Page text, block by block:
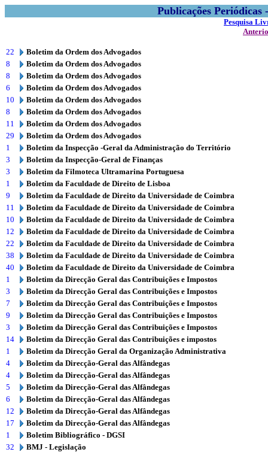
Publicações
Pesquisa
22
Boletim da Ordem dos Advogados
8
Boletim da Ordem dos Advogados
8
Boletim da Ordem dos Advogados
6
Boletim da Ordem dos Advogados
10
Boletim da Ordem dos Advogados
8
Boletim da Ordem dos Advogados
11
Boletim da Ordem dos Advogados
29
Boletim da Ordem dos Advogados
1
Boletim da Inspecção -Geral da Administração do Território
3
Boletim da Inspecção-Geral de Finanças
3
Boletim da Filmoteca Ultramarina Portuguesa
1
Boletim da Faculdade de Direito de Lisboa
9
Boletim da Faculdade de Direito da Universidade de Coimbra
11
Boletim da Faculdade de Direito da Universidade de Coimbra
10
Boletim da Faculdade de Direito da Universidade de Coimbra
12
Boletim da Faculdade de Direito da Universidade de Coimbra
22
Boletim da Faculdade de Direito da Universidade de Coimbra
38
Boletim da Faculdade de Direito da Universidade de Coimbra
40
Boletim da Faculdade de Direito da Universidade de Coimbra
1
Boletim da Direcção Geral das Contribuições e Impostos
3
Boletim da Direcção Geral das Contribuições e Impostos
7
Boletim da Direcção Geral das Contribuições e Impostos
9
Boletim da Direcção Geral das Contribuições e Impostos
3
Boletim da Direcção Geral das Contribuições e Impostos
14
Boletim da Direcção Geral das Contribuições e impostos
1
Boletim da Direcção Geral da Organização Administrativa
4
Boletim da Direcção-Geral das Alfândegas
4
Boletim da Direcção-Geral das Alfândegas
5
Boletim da Direcção-Geral das Alfândegas
6
Boletim da Direcção-Geral das Alfândegas
12
Boletim da Direcção-Geral das Alfândegas
17
Boletim da Direcção-Geral das Alfândegas
1
Boletim Bibliográfico - DGSI
32
BMJ - Legislação